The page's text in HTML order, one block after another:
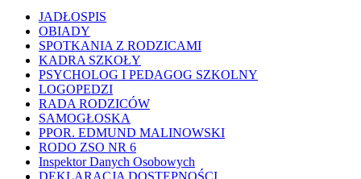
JADŁOSPIS
OBIADY
SPOTKANIA Z RODZICAMI
KADRA SZKOŁY
PSYCHOLOG I PEDAGOG SZKOLNY
LOGOPEDZI
RADA RODZICÓW
SAMOGŁOSKA
PPOR. EDMUND MALINOWSKI
RODO ZSO NR 6
Inspektor Danych Osobowych
DEKLARACJA DOSTĘPNOŚCI